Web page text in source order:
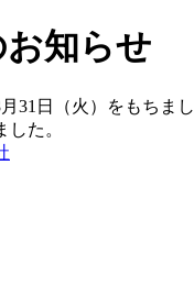
知らせ
31日（火）をもちま
た。